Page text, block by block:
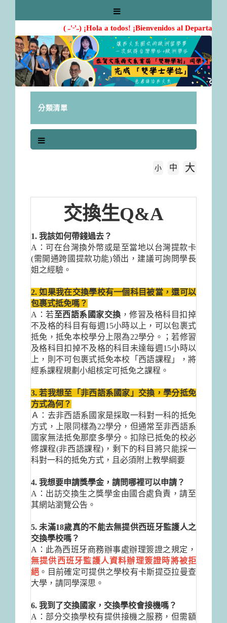
( ˶'ᵕ'˶) ¡Hola a todos! ¡Bienvenidos al
分類清單
小 中 大
交換生Q&A
1. 我該如何帶錢過去？
A：可在台灣換外幣或是至當地以台灣提款卡
(需開通跨國提款功能)領出，建議可詢問學長
姐之經驗。
2. 如果我在交換學校有一個科目被當，還可以
包裹式抵免嗎？
A：若至西語系國家交換 ，修習及格科目扣掉
不及格的科目有每週15小時以上，可以包裹式
抵免，抵免本校學分上限為22學分。；若修習
及格科目扣掉不及格的科目未達每週15小時以
上，則不可包裹式抵免本校「西語課程」，將
經系課程規劃小組核定可抵免之課程。
3. 若我想至「非西語系國家」交換，學分抵免
方式為何？
Ａ：去非西語系國家是採取一科對一科的抵免
方式，上限同樣為22學分，但通常至非西語系
國家無法抵免那麼多學分。 扣除已抵免的校必
修課程(非西語課程)，剩下的科目將只能採一
科對一科的抵免方式，且必須附上教學綱要
4. 我想要申請獎學金，請問哪裡可以申請？
A：出訪交換生之獎學金由國合處負責，請至
其網站瀏覽公告。
5. 未滿18歲真的不能去無提供西班牙監護人之
交換學校嗎？
A：此為西班牙商務辦事處辦理簽證之規定，
無提供西班牙監護人資料辦理簽證時將被拒
絕 。目前確定可提供之學校有卡斯提亞拉曼查
大學，請同學深思。
6. 我到了交換國家，交換學校會接機嗎？
A：部分交換學校有提供接機之服務，但需額